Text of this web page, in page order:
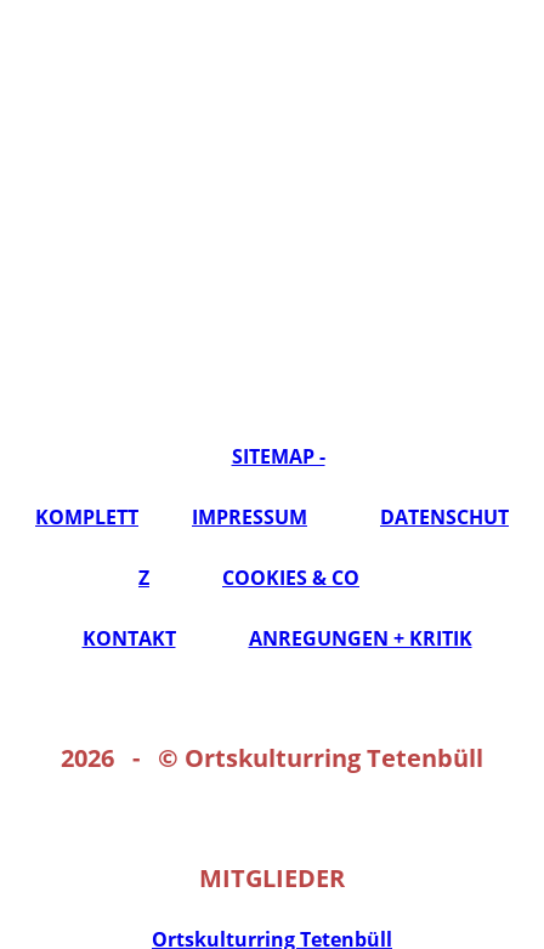
SITEMAP -
KOMPLETT IMPRESSUM DATENSCHUT
Z COOKIES & CO
KONTAKT ANREGUNGEN + KRITIK
2026 - © Ortskulturring Tetenbüll
MITGLIEDER
Ortskulturring Tetenbüll